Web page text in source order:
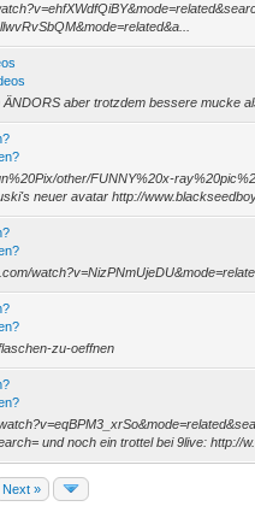
aber trotzdem bessere mucke
other/FUNNY%20x-
neuer avatar http://
zu-oeffnen
und noch ein trottel bei 9live: http://
Next »